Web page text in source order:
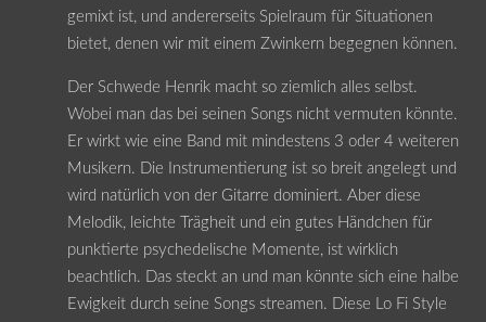
gemixt ist, und andererseits Spielraum für Situationen
bietet, denen wir mit einem Zwinkern begegnen können.
Der Schwede Henrik macht so ziemlich alles selbst.
Wobei man das bei seinen Songs nicht vermuten könnte.
Er wirkt wie eine Band mit mindestens 3 oder 4 weiteren
Musikern. Die Instrumentierung ist so breit angelegt und
wird natürlich von der Gitarre dominiert. Aber diese
Melodik, leichte Trägheit und ein gutes Händchen für
punktierte psychedelische Momente, ist wirklich
beachtlich. Das steckt an und man könnte sich eine halbe
Ewigkeit durch seine Songs streamen. Diese Lo Fi Style